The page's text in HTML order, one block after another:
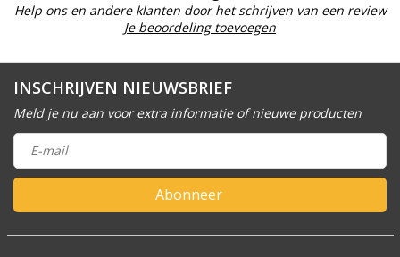
Help ons en andere klanten door het schrijven van een review
Je beoordeling toevoegen
INSCHRIJVEN NIEUWSBRIEF
Meld je nu aan voor extra informatie of nieuwe producten
Abonneer